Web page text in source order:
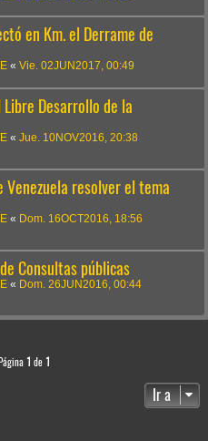
en Km. el Derrame de
« Vie. 02JUN2017, 00:49
Libre Desarrollo de la
« Jue. 10NOV2016, 20:38
Venezuela resolver el tema
« Dom. 16OCT2016, 18:56
Consultas públicas
« Dom. 26JUN2016, 00:44
1 de 1
Ir a